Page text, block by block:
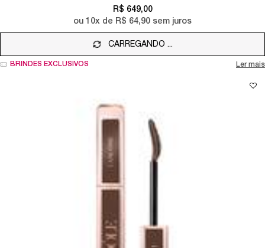
R$ 649,00
ou 10x de R$ 64,90 sem juros
CARREGANDO ...
BRINDES EXCLUSIVOS Ler mais